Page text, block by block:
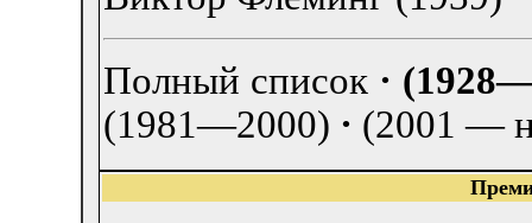
Полный список ·
(1981—2000) · (2001 —